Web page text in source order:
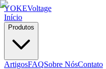
YOKEVoltage
Início
Produtos
ArtigosFAQSobre NósContato